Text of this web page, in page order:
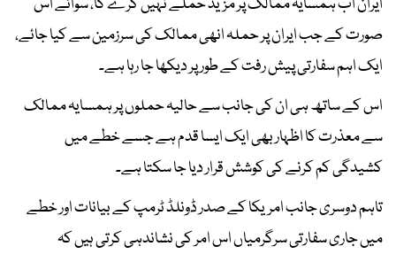
ایران اب ہمسایہ ممالک پر مزید حملے نہیں کرے گا، سوائے اس
صورت کے جب ایران پر حملہ انھی ممالک کی سرزمین سے کیا جائے،
ایک اہم سفارتی پیش رفت کے طور پر دیکھا جا رہا ہے۔
اس کے ساتھ ہی ان کی جانب سے حالیہ حملوں پر ہمسایہ ممالک
سے معذرت کا اظہار بھی ایک ایسا قدم ہے جسے خطے میں
کشیدگی کم کرنے کی کوشش قرار دیا جا سکتا ہے۔
تاہم دوسری جانب امریکا کے صدر ڈونلڈ ٹرمپ کے بیانات اور خطے
میں جاری سفارتی سرگرمیاں اس امر کی نشاندہی کرتی ہیں کہ